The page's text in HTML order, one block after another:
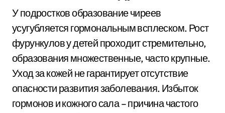
У подростков образование чиреев
усугубляется гормональным всплеском. Рост
фурункулов у детей проходит стремительно,
образования множественные, часто крупные.
Уход за кожей не гарантирует отсутствие
опасности развития заболевания. Избыток
гормонов и кожного сала – причина частого